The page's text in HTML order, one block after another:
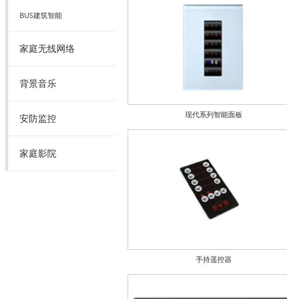
BUS建筑智能
家庭无线网络
背景音乐
安防监控
家庭影院
现代系列智能面板
手持遥控器